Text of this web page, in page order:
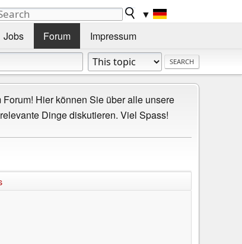
▼
Jobs Forum Impressum
Hier können Sie über alle unsere
Dinge diskutieren. Viel Spass!